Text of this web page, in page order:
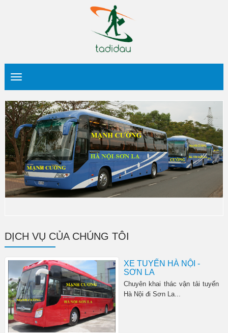
DỊCH VỤ CỦA CHÚNG TÔI
XE TUYẾN HÀ NỘI -
SƠN LA
Chuyên khai thác vận tải tuyến
Hà Nội đi Sơn La...